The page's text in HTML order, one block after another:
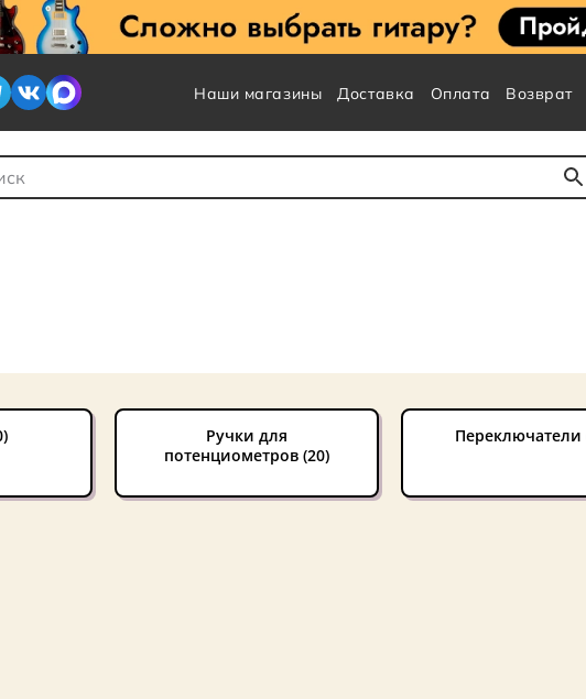
Наши магазины Доставка Оплата Возврат
для Поиска
Ручки для
потенциометров (20)
Переключатели